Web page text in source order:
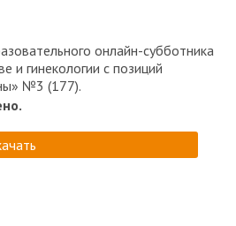
онлайн-субботника
и гинекологии с позиций
№3 (177).